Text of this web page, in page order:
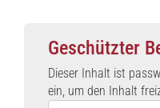
Geschützter
Dieser Inhalt ist
ein, um den Inhalt